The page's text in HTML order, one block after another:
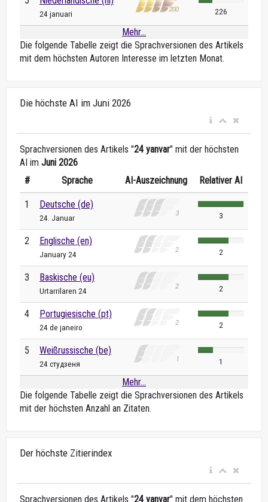
24 januari 226
Mehr...
Die folgende Tabelle zeigt die Sprachversionen des Artikels
mit dem höchsten Autoren Interesse im letzten Monat.
Die höchste AI im Juni 2026
Sprachversionen des Artikels "24 yanvar" mit der höchsten
AI im Juni 2026
#
Sprache AI-Auszeichnung Relativer AI
1 Deutsche (de)
24. Januar 3
2 Englische (en)
January 24 2
3 Baskische (eu)
Urtarrilaren 24 2
4 Portugiesische (pt)
24 de janeiro 2
5 Weißrussische (be)
24 студзеня 1
Mehr...
Die folgende Tabelle zeigt die Sprachversionen des Artikels
mit der höchsten Anzahl an Zitaten.
Der höchste Zitierindex
Sprachversionen des Artikels "24 yanvar" mit dem höchsten